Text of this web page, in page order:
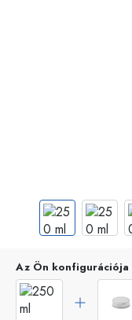
Az Ön konfigurációja